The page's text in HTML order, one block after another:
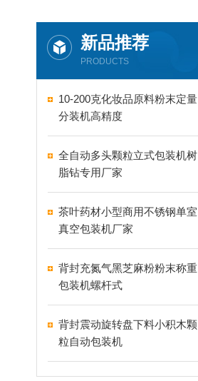
新品推荐
PRODUCTS
10-200克化妆品原料粉末定量
分装机高精度
全自动多头颗粒立式包装机树
脂钻专用厂家
茶叶药材小型商用不锈钢单室
真空包装机厂家
背封充氮气黑芝麻粉粉末称重
包装机螺杆式
背封震动旋转盘下料小积木颗
粒自动包装机